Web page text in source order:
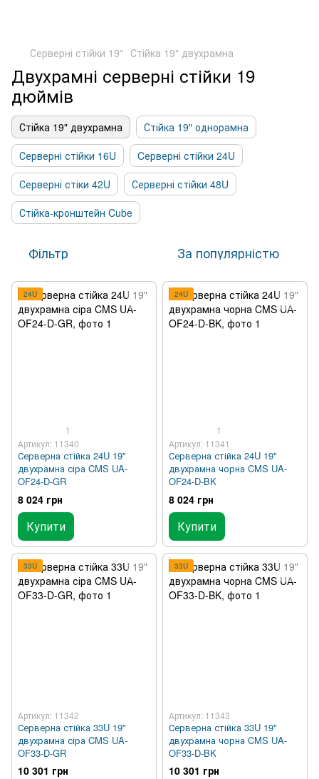
Серверні стійки 19" Стійка 19" двухрамна
Двухрамні серверні стійки 19
дюймів
Стійка 19" двухрамна
Стійка 19" однорамна
Серверні стійки 16U
Cерверні стійки 24U
Серверні стіки 42U
Серверні стійки 48U
Стійка-кронштейн Cube
Фільтр За популярністю
24U
1
Артикул: 11340
Серверна стійка 24U 19"
двухрамна сіра CMS UA-
OF24-D-GR
8 024 грн
Купити
24U
1
Артикул: 11341
Серверна стійка 24U 19"
двухрамна чорна CMS UA-
OF24-D-BK
8 024 грн
Купити
33U
Артикул: 11342
Серверна стійка 33U 19"
двухрамна сіра CMS UA-
OF33-D-GR
10 301 грн
33U
Артикул: 11343
Серверна стійка 33U 19"
двухрамна чорна CMS UA-
OF33-D-BK
10 301 грн